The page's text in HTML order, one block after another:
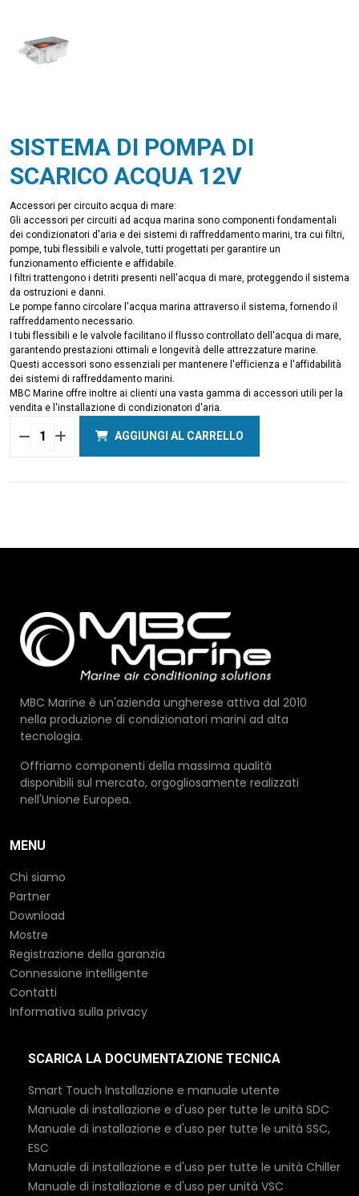
SISTEMA DI POMPA DI
SCARICO ACQUA 12V
Accessori per circuito acqua di mare:
Gli accessori per circuiti ad acqua marina sono componenti fondamentali
dei condizionatori d'aria e dei sistemi di raffreddamento marini, tra cui filtri,
pompe, tubi flessibili e valvole, tutti progettati per garantire un
funzionamento efficiente e affidabile.
I filtri trattengono i detriti presenti nell'acqua di mare, proteggendo il sistema
da ostruzioni e danni.
Le pompe fanno circolare l'acqua marina attraverso il sistema, fornendo il
raffreddamento necessario.
I tubi flessibili e le valvole facilitano il flusso controllato dell'acqua di mare,
garantendo prestazioni ottimali e longevità delle attrezzature marine.
Questi accessori sono essenziali per mantenere l'efficienza e l'affidabilità
dei sistemi di raffreddamento marini.
MBC Marine offre inoltre ai clienti una vasta gamma di accessori utili per la
vendita e l'installazione di condizionatori d'aria.
Quantità
AGGIUNGI AL CARRELLO
MBC Marine è un'azienda ungherese attiva dal 2010
nella produzione di condizionatori marini ad alta
tecnologia.
Offriamo componenti della massima qualità
disponibili sul mercato, orgogliosamente realizzati
nell'Unione Europea.
MENU
Chi siamo
Partner
Download
Mostre
Registrazione della garanzia
Connessione intelligente
Contatti
Informativa sulla privacy
SCARICA LA DOCUMENTAZIONE TECNICA
Smart Touch Installazione e manuale utente
Manuale di installazione e d'uso per tutte le unità SDC
Manuale di installazione e d'uso per tutte le unità SSC,
ESC
Manuale di installazione e d'uso per tutte le unità Chiller
Manuale di installazione e d'uso per unità VSC